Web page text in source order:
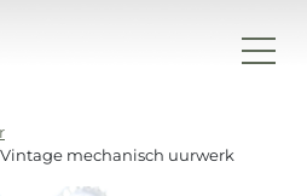
mechanisch uurwerk